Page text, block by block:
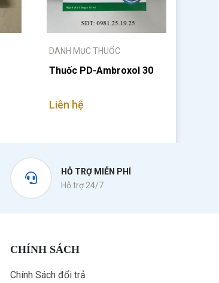
DANH MỤC THUỐC
Thuốc PD-Ambroxol 30
Liên hệ
HỖ TRỢ MIỄN PHÍ
Hỗ trợ 24/7
CHÍNH SÁCH
Chính Sách đổi trả